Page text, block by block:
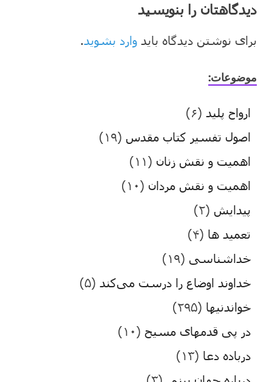
دیدگاهتان را بنویسید
برای نوشتن دیدگاه باید وارد بشوید.
موضوعات:
ارواح پلید (۶)
اصول تفسیر کتاب مقدس (۱۹)
اهمیت و نقش زنان (۱۱)
اهمیت و نقش مردان (۱۰)
پیدایش (۲)
تعمید ها (۴)
خداشناسی (۱۹)
خداوند اوضاع را درست می‌کند (۵)
خواندنیها (۲۹۵)
در پی قدمهای مسیح (۱۰)
درباده دعا (۱۳)